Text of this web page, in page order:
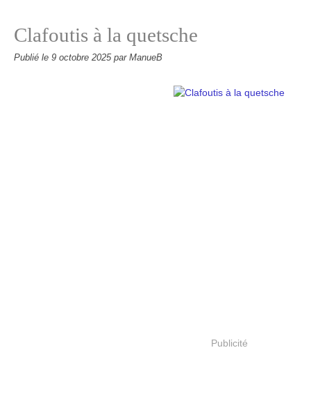
Clafoutis à la quetsche
Publié le 9 octobre 2025 par ManueB
Publicité